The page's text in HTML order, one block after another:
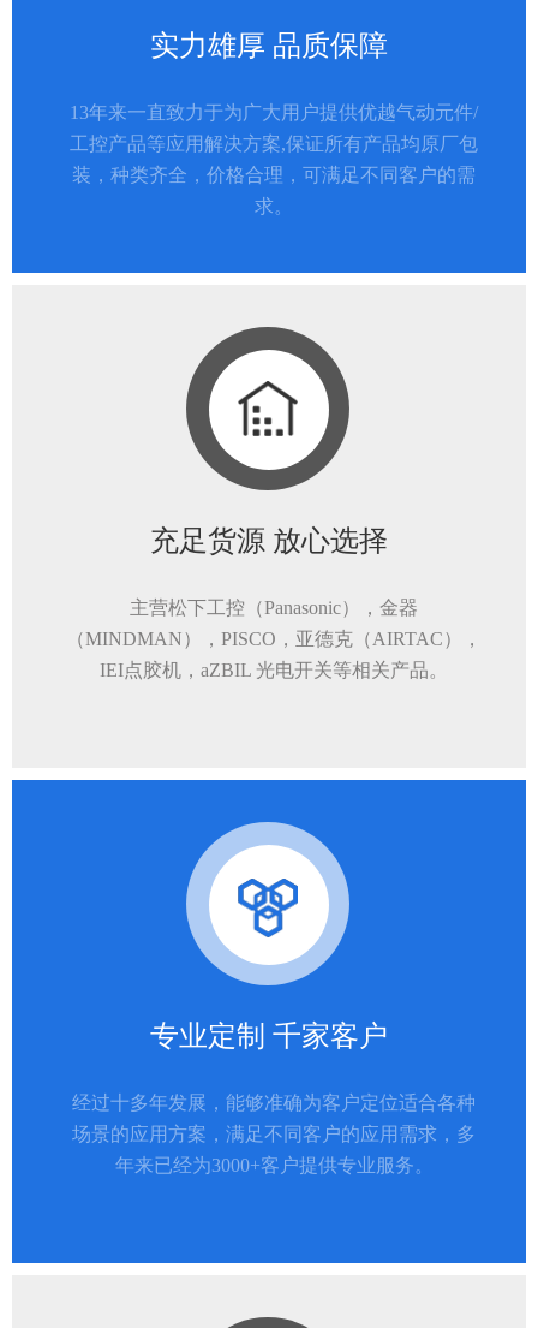
实力雄厚 品质保障
13年来一直致力于为广大用户提供优越气动元件/
工控产品等应用解决方案,保证所有产品均原厂包
装，种类齐全，价格合理，可满足不同客户的需
求。
充足货源 放心选择
主营松下工控（Panasonic），金器
（MINDMAN），PISCO，亚德克（AIRTAC），
IEI点胶机，aZBIL 光电开关等相关产品。
专业定制 千家客户
经过十多年发展，能够准确为客户定位适合各种
场景的应用方案，满足不同客户的应用需求，多
年来已经为3000+客户提供专业服务。